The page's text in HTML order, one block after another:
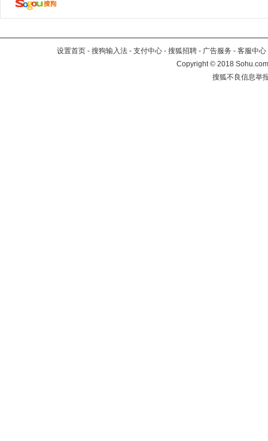
设置首页 - 搜狗输入法 - 支付中心 - 搜狐招聘 - 广告服务 - 客服中心
Copyright©2018
搜狐不良信息举